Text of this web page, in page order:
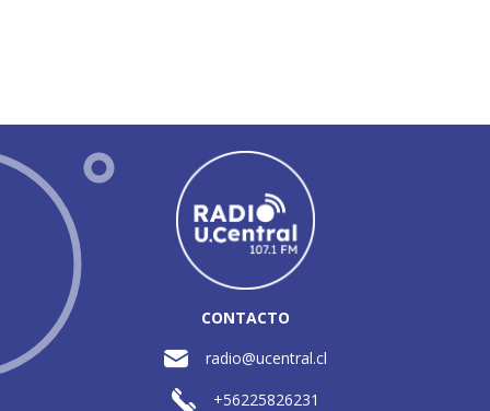
CONTACTO
radio@ucentral.cl
+56225826231